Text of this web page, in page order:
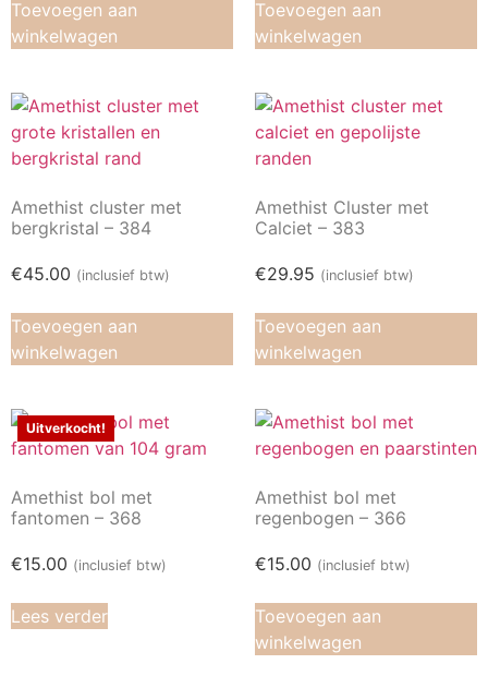
Toevoegen aan
winkelwagen
Toevoegen aan
winkelwagen
Amethist cluster met
bergkristal – 384
€45.00 (inclusief btw)
Toevoegen aan
winkelwagen
Amethist Cluster met
Calciet – 383
€29.95 (inclusief btw)
Toevoegen aan
winkelwagen
Uitverkocht!
Amethist bol met
fantomen – 368
€15.00 (inclusief btw)
Lees verder
Amethist bol met
regenbogen – 366
€15.00 (inclusief btw)
Toevoegen aan
winkelwagen